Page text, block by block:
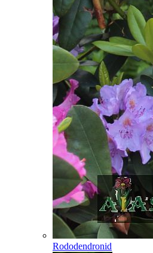
Rododendronid